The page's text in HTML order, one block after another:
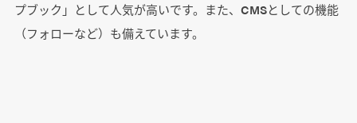
プブック」として人気が高いです。また、CMSとしての機能
（フォローなど）も備えています。